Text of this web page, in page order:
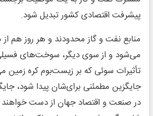
پیشرفت اقتصادی کشور تبدیل شود.
منابع نفت و گاز محدودند و هر روز هم
می‌شود و از سوی دیگر، سوخت‌های
تأثیرات سوئی که بر زیست‌بوم کره زمین
جایگزین مطمئنی برای‌شان پیدا شود،
در صنعت و اقتصاد جهان از دست خواهند